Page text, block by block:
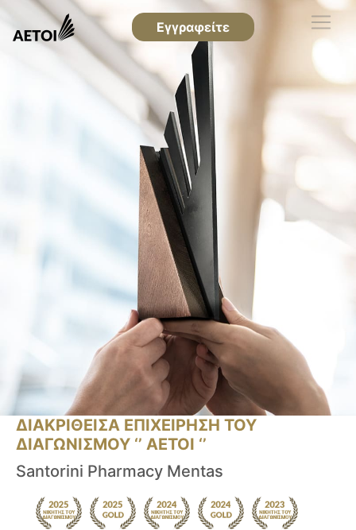
Εγγραφείτε
ΔΙΑΚΡΙΘΕΙΣΑ ΕΠΙΧΕΙΡΗΣΗ ΤΟΥ
ΔΙΑΓΩΝΙΣΜΟΥ ‘’ ΑΕΤΟΙ ‘’
Santorini Pharmacy Mentas